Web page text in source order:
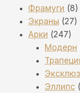
Фрамуги 88
Экраны 2727
Арки 247247
Модерн
Эллипс